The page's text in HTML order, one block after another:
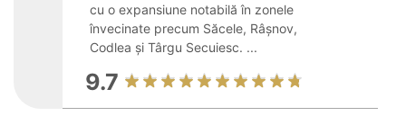
cu o expansiune notabilă în zonele
învecinate precum Săcele, Râșnov,
Codlea și Târgu Secuiesc. ...
9.7